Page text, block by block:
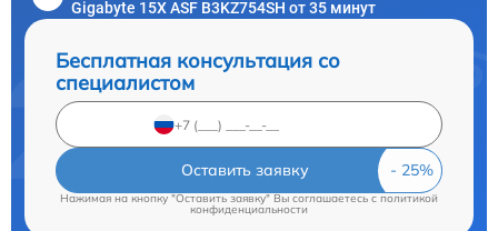
Gigabyte 15X ASF B3KZ754SH от 35 минут
Бесплатная консультация со
специалистом
Оставить заявку
Нажимая на кнопку "Оставить заявку" Вы соглашаетесь cполитикой
конфиденциальности